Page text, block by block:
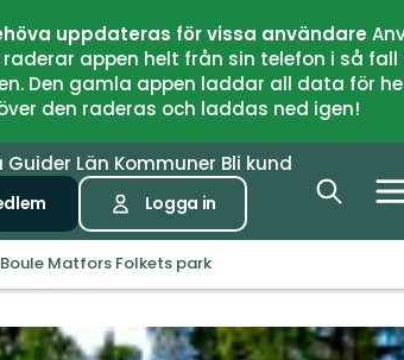
uppdateras för vissa användare
appen helt från sin telefon i så
Den gamla appen laddar all data för
den raderas och laddas ned igen!
Guider Län Kommuner Bli kund
Logga in
Boule Matfors Folkets park